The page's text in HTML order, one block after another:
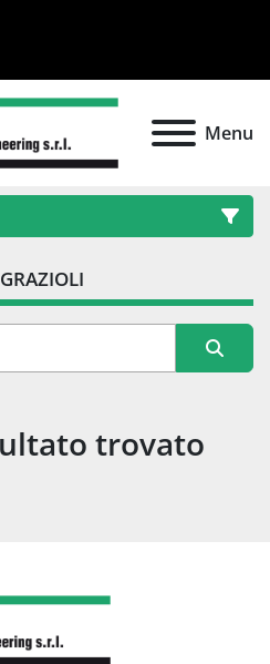
Menu
GRAZIOLI
trovato